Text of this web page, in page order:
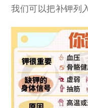
我们可以把补钾列